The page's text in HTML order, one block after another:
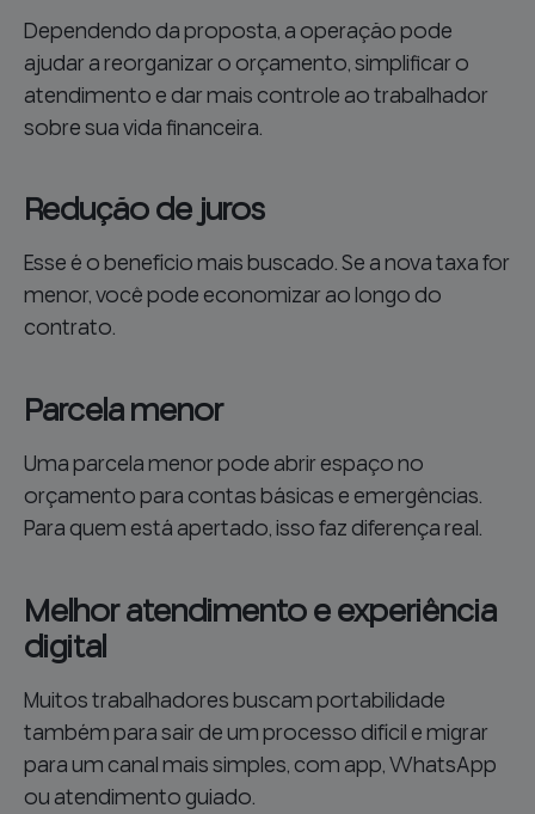
Dependendo da proposta, a operação pode
ajudar a reorganizar o orçamento, simplificar o
atendimento e dar mais controle ao trabalhador
sobre sua vida financeira.
Redução de juros
Esse é o benefício mais buscado. Se a nova taxa for
menor, você pode economizar ao longo do
contrato.
Parcela menor
Uma parcela menor pode abrir espaço no
orçamento para contas básicas e emergências.
Para quem está apertado, isso faz diferença real.
Melhor atendimento e experiência
digital
Muitos trabalhadores buscam portabilidade
também para sair de um processo difícil e migrar
para um canal mais simples, com app, WhatsApp
ou atendimento guiado.